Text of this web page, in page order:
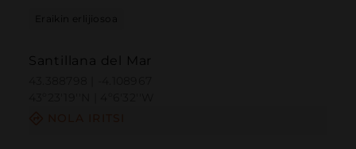
Eraikin erlijiosoa
Santillana del Mar